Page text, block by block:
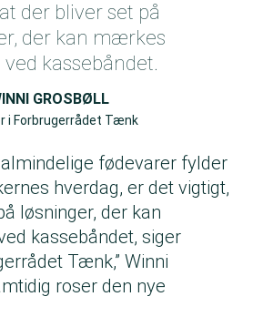
der bliver set på
der kan mærkes
kassebåndet.
GROSBØLL
i Forbrugerrådet Tænk
fødevarer fylder
hverdag, er det vigtigt,
løsninger, der kan
kassebåndet, siger
Tænk,” Winni
roser den nye